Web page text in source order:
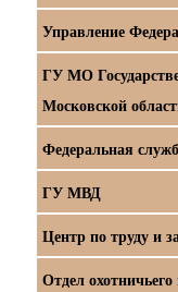
Управление
ГУ МО
Московской
Федеральная
ГУ МВД
Центр по труду и
Отдел охотничьего